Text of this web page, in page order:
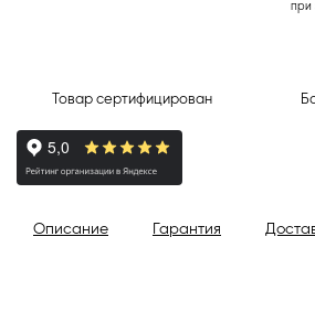
при
Товар сертифицирован
Описание Гарантия